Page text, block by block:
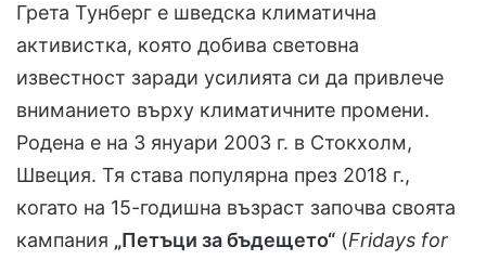
Грета Тунберг е шведска климатична
активистка, която добива световна
известност заради усилията си да привлече
вниманието върху климатичните промени.
Родена е на 3 януари 2003 г. в Стокхолм,
Швеция. Тя става популярна през 2018 г.,
когато на 15-годишна възраст започва своята
кампания „Петъци за бъдещето“ (Fridays for